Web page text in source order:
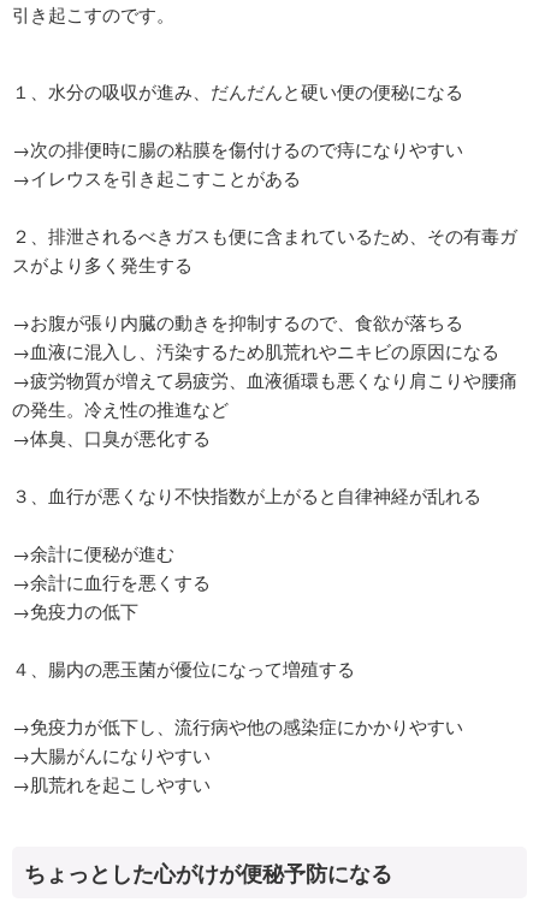
引き起こすのです。
１、水分の吸収が進み、だんだんと硬い便の便秘になる
→次の排便時に腸の粘膜を傷付けるので痔になりやすい
→イレウスを引き起こすことがある
２、排泄されるべきガスも便に含まれているため、その有毒ガ
スがより多く発生する
→お腹が張り内臓の動きを抑制するので、食欲が落ちる
→血液に混入し、汚染するため肌荒れやニキビの原因になる
→疲労物質が増えて易疲労、血液循環も悪くなり肩こりや腰痛
の発生。冷え性の推進など
→体臭、口臭が悪化する
３、血行が悪くなり不快指数が上がると自律神経が乱れる
→余計に便秘が進む
→余計に血行を悪くする
→免疫力の低下
４、腸内の悪玉菌が優位になって増殖する
→免疫力が低下し、流行病や他の感染症にかかりやすい
→大腸がんになりやすい
→肌荒れを起こしやすい
ちょっとした心がけが便秘予防になる